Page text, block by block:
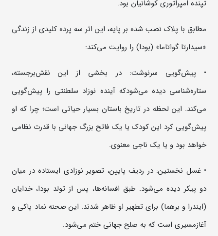
تپنده امپراتوری کوشانیان بود.
مطابق با پلاک نصب شده بر پایه، این اثر سه پرده کلیدی از زندگی
«سیدارتا گواتاما» (بودا) را روایت می‌کند:
• پیش‌گویی سرنوشت: در بخشی از این نقش‌برجسته،
ستاره‌شناسی دیده می‌شودکه آینده نوزاد سلطنتی را پیش‌گویی
می‌کند. این لحظه در تاریخ باستان بسیار حیاتی است؛ چرا که او
پیش‌گویی کرد این کودک یا یک فاتح بزرگ جهانی با قدرت نظامی
خواهد بود و یا یک ناجی معنوی.
• غسل نخستین: در ردیف پایین، تصویر نوزادی ایستاده در میان
دو پیکر دیده می‌شود. طبق افسانه‌ها، پس از تولد بودا، خدایان
(ایندرا و برهما) برای تطهیر او ظاهر شدند. این صحنه نماد پاکی و
آغازمسیری است که به صلح جهانی ختم می‌شود.